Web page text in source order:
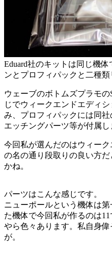
Eduard社のキットは同じ機
ンとプロフィパックと二種類
ウェーブのボトムズプラモ
じでウィークエンドエディ
み、プロフィパックには同
エッチングパーツ等が付属し
今回私が選んだのはウィー
の名の通り段取りの良い方
かね。
パーツはこんな感じです。
ニューポールという機体は
た機体で今回私が作るのは
やら色々あります。私自身
が。